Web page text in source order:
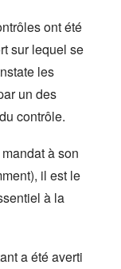
ont été
sur lequel se
les
un des
contrôle.
à son
il est le
à la
a été averti